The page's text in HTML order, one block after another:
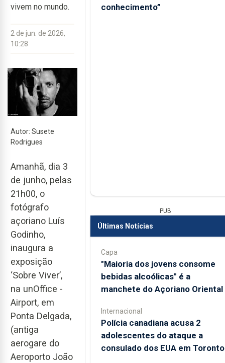
vivem no mundo.
2 de jun. de 2026,
10:28
Autor: Susete
Rodrigues
Amanhã, dia 3
de junho, pelas
21h00, o
fotógrafo
açoriano Luís
Godinho,
inaugura a
exposição
‘Sobre Viver’,
na unOffice -
Airport, em
Ponta Delgada,
(antiga
aerogare do
Aeroporto João
conhecimento”
PUB
Últimas Notícias
Capa
"Maioria dos jovens consome
bebidas alcoólicas" é a
manchete do Açoriano Oriental
Internacional
Polícia canadiana acusa 2
adolescentes do ataque a
consulado dos EUA em Toronto